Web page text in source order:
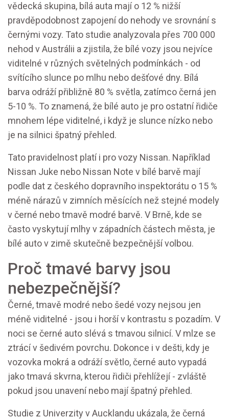
vědecká skupina, bílá auta mají o 12 % nižší
pravděpodobnost zapojení do nehody ve srovnání s
černými vozy. Tato studie analyzovala přes 700 000
nehod v Austrálii a zjistila, že bílé vozy jsou nejvíce
viditelné v různých světelných podmínkách - od
svítícího slunce po mlhu nebo dešťové dny. Bílá
barva odráží přibližně 80 % světla, zatímco černá jen
5-10 %. To znamená, že bílé auto je pro ostatní řidiče
mnohem lépe viditelné, i když je slunce nízko nebo
je na silnici špatný přehled.
Tato pravidelnost platí i pro vozy Nissan. Například
Nissan Juke nebo Nissan Note v bílé barvě mají
podle dat z českého dopravního inspektorátu o 15 %
méně nárazů v zimních měsících než stejné modely
v černé nebo tmavě modré barvě. V Brně, kde se
často vyskytují mlhy v západních částech města, je
bílé auto v zimě skutečně bezpečnější volbou.
Proč tmavé barvy jsou
nebezpečnější?
Černé, tmavě modré nebo šedé vozy nejsou jen
méně viditelné - jsou i horší v kontrastu s pozadím. V
noci se černé auto slévá s tmavou silnicí. V mlze se
ztrácí v šedivém povrchu. Dokonce i v dešti, kdy je
vozovka mokrá a odráží světlo, černé auto vypadá
jako tmavá skvrna, kterou řidiči přehlížejí - zvláště
pokud jsou unavení nebo mají špatný přehled.
Studie z Univerzity v Aucklandu ukázala, že černá